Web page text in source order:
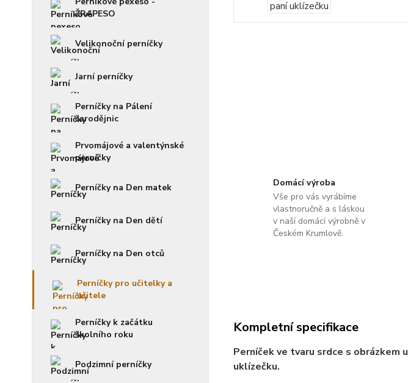
ŽRAPESO
Velikonoční perníčky
Jarní perníčky
Perníčky na Pálení
čarodějnic
Prvomájové a valentýnské
perníčky
Perníčky na Den matek
Perníčky na Den dětí
Perníčky na Den otců
Perníčky pro učitelky a
učitele
Perníčky k začátku
školního roku
Podzimní perníčky
Domácí výroba
Vše pro vás vyrábíme
vlastnoručně a s láskou
v naší domácí výrobně v
Českém Krumlově.
Kompletní specifikace
Perníček ve tvaru srdce s obrázkem
uklízečku.